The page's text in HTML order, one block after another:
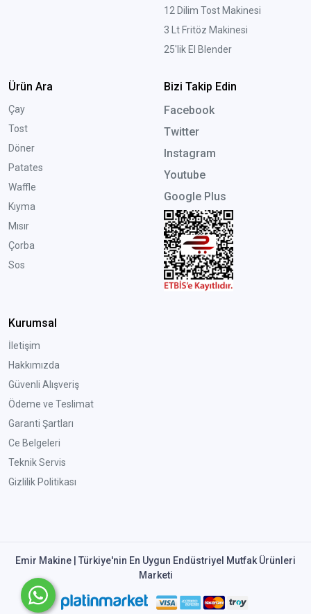
12 Dilim Tost Makinesi
3 Lt Fritöz Makinesi
25'lik El Blender
Ürün Ara
Çay
Tost
Döner
Patates
Waffle
Kıyma
Mısır
Çorba
Sos
Bizi Takip Edin
Facebook
Twitter
Instagram
Youtube
Google Plus
Kurumsal
İletişim
Hakkımızda
Güvenli Alışveriş
Ödeme ve Teslimat
Garanti Şartları
Ce Belgeleri
Teknik Servis
Gizlilik Politikası
Emir Makine | Türkiye'nin En Uygun Endüstriyel Mutfak Ürünleri
Marketi